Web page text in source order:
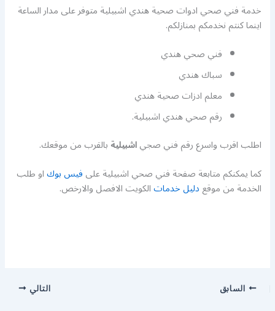
خدمة فني صحي ادوات صحية هندي اشبيلية متوفر على مدار الساعة
اينما كنتم نخدمكم بمنازلكم.
فني صحي هندي
سباك هندي
معلم ادزات صحية هندي
رقم صحي هندي اشبيلية.
اطلب اقرب واسرع رقم فني صجياشبيليةبالقرب من موقعك.
كما يمكنكم متابعة صفحة فني صحي اشبيلية علىفيس بوكاو طلب
الخدمة من موقعدليل خدماتالكويت الافصل والارخص.
السابق التالي